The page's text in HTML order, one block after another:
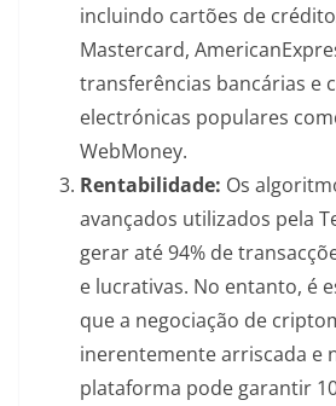
incluindo cartões de
Mastercard,
transferências bancárias e
electrónicas populares
WebMoney.
Rentabilidade: Os
avançados utilizados pela
gerar até 94% de
e lucrativas. No entanto, é
que a negociação de
inerentemente arriscada e
plataforma pode garantir